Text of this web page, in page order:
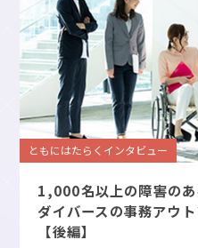
ともにはたらくインタビュー
1,000名以上の障害の
ダイバースの事務アウ
【後編】